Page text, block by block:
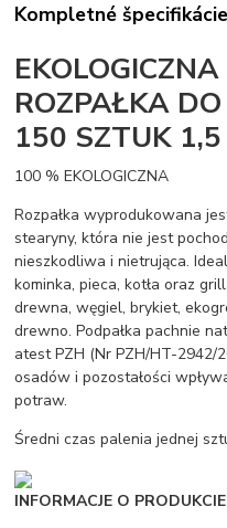
Kompletné špecifikácie
ROZPAŁKA
150 SZTUK 1,5
100 % EKOLOGICZNA
Rozpałka wyprodukowana
stearyny, która nie jest
nieszkodliwa i nietrująca.
kominka, pieca, kotła oraz
drewna, węgiel, brykiet,
drewno. Podpałka pachnie
atest PZH (Nr PZH/HT-2942/
osadów i pozostałości
potraw.
Średni czas palenia jednej
INFORMACJE O